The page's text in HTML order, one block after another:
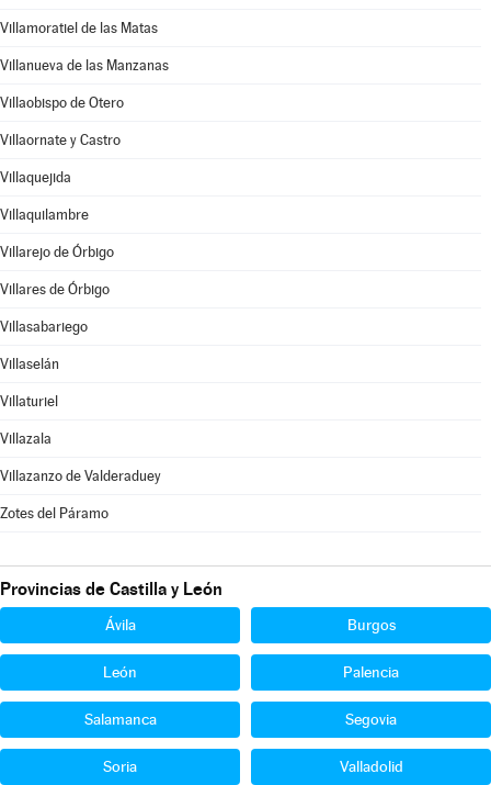
Villamoratiel de las Matas
Villanueva de las Manzanas
Villaobispo de Otero
Villaornate y Castro
Villaquejida
Villaquilambre
Villarejo de Órbigo
Villares de Órbigo
Villasabariego
Villaselán
Villaturiel
Villazala
Villazanzo de Valderaduey
Zotes del Páramo
Provincias de Castilla y León
Ávila Burgos
León Palencia
Salamanca Segovia
Soria Valladolid